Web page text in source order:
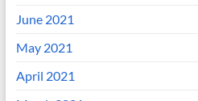
June 2021
May 2021
April 2021